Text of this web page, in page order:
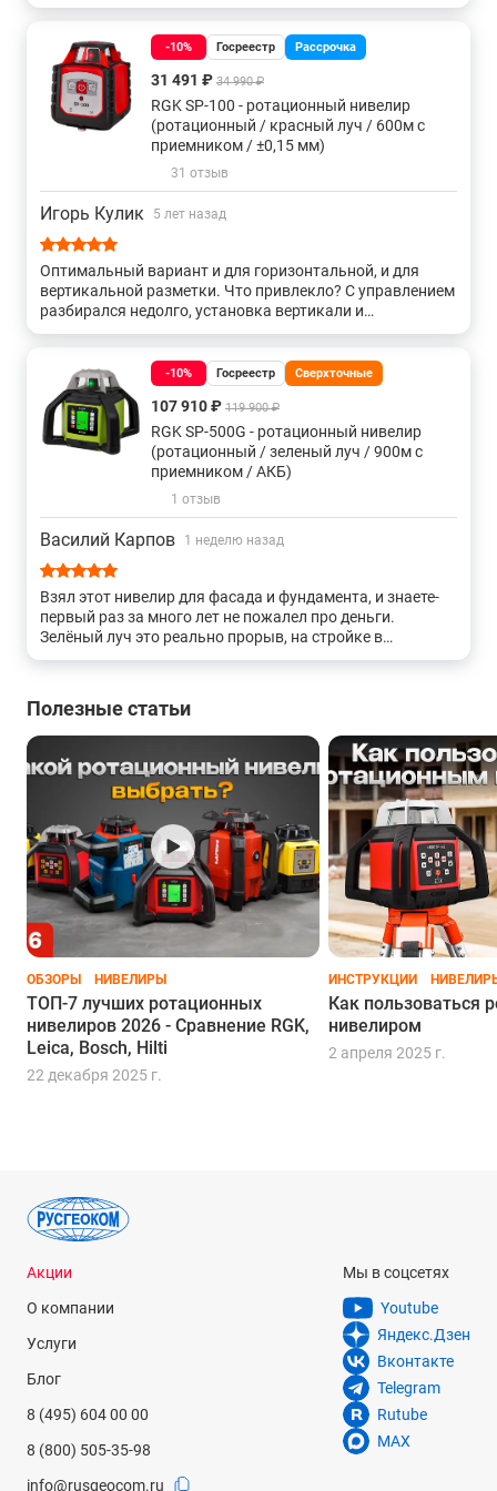
-10% Госреестр Рассрочка
31 491 ₽ 34 990 ₽
RGK SP-100 - ротационный нивелир
(ротационный / красный луч / 600м с
приемником / ±0,15 мм)
31 отзыв
Игорь Кулик 5 лет назад
Оптимальный вариант и для горизонтальной, и для
вертикальной разметки. Что привлекло? С управлением
разбирался недолго, установка вертикали и
горизонтали в автоматическом режиме.
-10% Госреестр Сверхточные
107 910 ₽ 119 900 ₽
RGK SP-500G - ротационный нивелир
(ротационный / зеленый луч / 900м с
приемником / АКБ)
1 отзыв
Василий Карпов 1 неделю назад
Взял этот нивелир для фасада и фундамента, и знаете-
первый раз за много лет не пожалел про деньги.
Зелёный луч это реально прорыв, на стройке в
солнечный день всё видно как вечером, приёмник
чётко. Корпус у него дубовый, я его пару раз ронял на
бетон — ни царапины, работает как новый. Батарея
удивила-заряжаю раз в 3-4 дня, хотя стройка идёт
каждый день. Единственное что - цена кусается, но
когда видишь результат, забываешь про деньги. Прибор
реально огонь, советую всем кто строит серьёзно.
Полезные статьи
ОБЗОРЫ НИВЕЛИРЫ
ТОП-7 лучших ротационных
нивелиров 2026 - Сравнение RGK,
Leica, Bosch, Hilti
22 декабря 2025 г.
ИНСТРУКЦИИ
Как пользоваться
нивелиром
2 апреля 2025 г.
Акции
О компании
Услуги
Блог
8 (495) 604 00 00
8 (800) 505-35-98
info@rusgeocom.ru
Мы в соцсетях
Youtube
Яндекс.Дзен
Вконтакте
Telegram
Rutube
MAX